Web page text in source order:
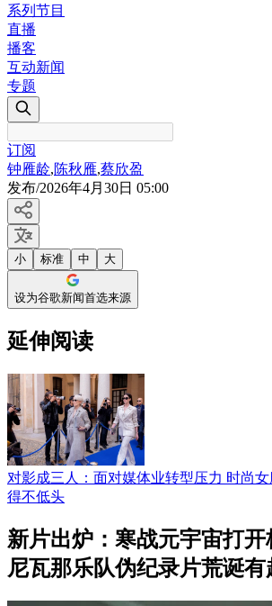
系列节目
直播
播客
互动新闻
专题
订阅
钟雁龄,陈秋雁,蔡欣盈
发布/2026年4月30日 05:00
小 标准 中 大
设为谷歌新闻首选来源
延伸阅读
对影成三人：面对媒体业转型压力 时尚女
得不低头
新片出炉：寒战元宇宙打
尼瓦那乐队伪纪录片荒诞有